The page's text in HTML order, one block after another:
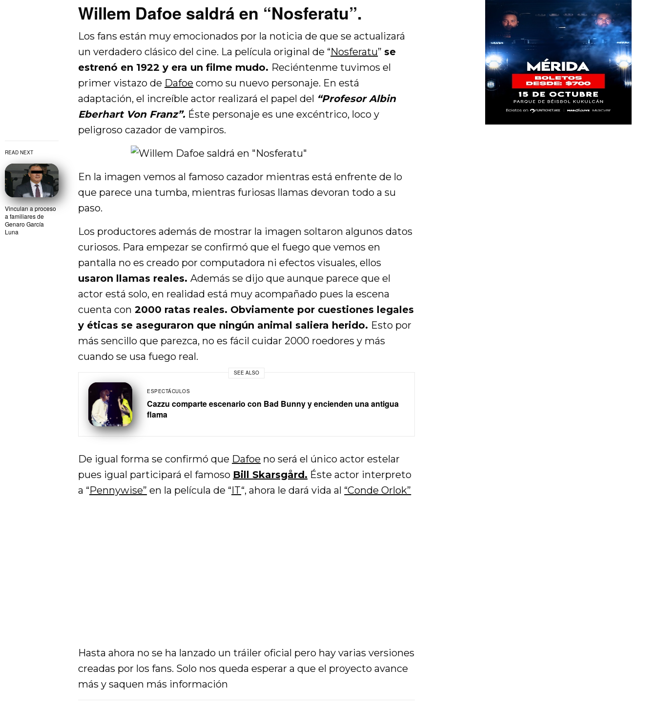
READ NEXT
Vinculan a proceso
a familiares de
Genaro García
Luna
Willem Dafoe saldrá en “Nosferatu”.
Los fans están muy emocionados por la noticia de que se actualizará
un verdadero clásico del cine. La película original de “Nosferatu” se
estrenó en 1922 y era un filme mudo. Reciéntenme tuvimos el
primer vistazo de Dafoe como su nuevo personaje. En está
adaptación, el increíble actor realizará el papel del “Profesor Albin
Eberhart Von Franz”. Éste personaje es une excéntrico, loco y
peligroso cazador de vampiros.
En la imagen vemos al famoso cazador mientras está enfrente de lo
que parece una tumba, mientras furiosas llamas devoran todo a su
paso.
Los productores además de mostrar la imagen soltaron algunos datos
curiosos. Para empezar se confirmó que el fuego que vemos en
pantalla no es creado por computadora ni efectos visuales, ellos
usaron llamas reales.Además se dijo que aunque parece que el
actor está solo, en realidad está muy acompañado pues la escena
cuenta con 2000 ratas reales. Obviamente por cuestiones legales
y éticas se aseguraron que ningún animal saliera herido. Esto por
más sencillo que parezca, no es fácil cuidar 2000 roedores y más
cuando se usa fuego real.
SEE ALSO
ESPECTÁCULOS
Cazzu comparte escenario con Bad Bunny y encienden una antigua
flama
De igual forma se confirmó que Dafoe no será el único actor estelar
pues igual participará el famoso Bill Skarsgård. Éste actor interpreto
a “Pennywise” en la película de “IT“, ahora le dará vida al “Conde Orlok”
Hasta ahora no se ha lanzado un tráiler oficial pero hay varias versiones
creadas por los fans. Solo nos queda esperar a que el proyecto avance
más y saquen más información